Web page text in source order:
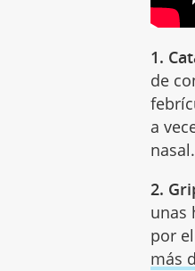
1.
de
a
2.
unas
por
más